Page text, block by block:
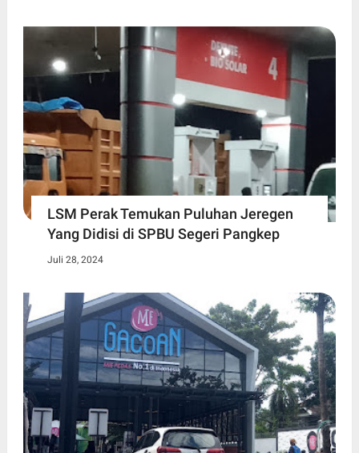
LSM Perak Temukan Puluhan Jeregen
Yang Didisi di SPBU Segeri Pangkep
Juli 28, 2024